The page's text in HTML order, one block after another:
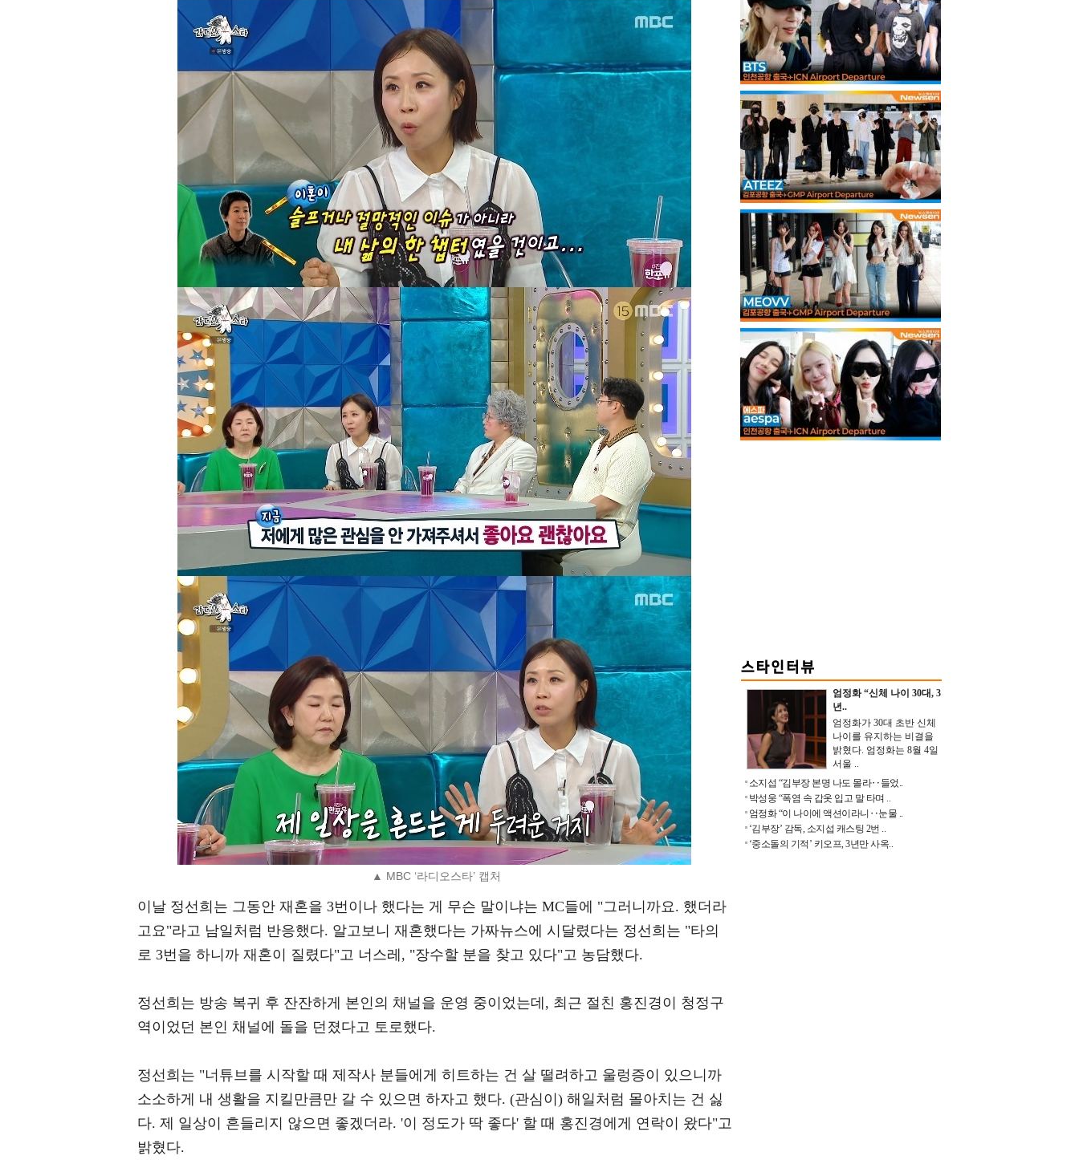
▲ MBC ‘라디오스타’ 캡처
이날 정선희는 그동안 재혼을 3번이나 했다는 게 무슨 말이냐는 MC들에 "그러니까요. 했더라
고요"라고 남일처럼 반응했다. 알고보니 재혼했다는 가짜뉴스에 시달렸다는 정선희는 "타의
로 3번을 하니까 재혼이 질렸다"고 너스레, "장수할 분을 찾고 있다"고 농담했다.
정선희는 방송 복귀 후 잔잔하게 본인의 채널을 운영 중이었는데, 최근 절친 홍진경이 청정구
역이었던 본인 채널에 돌을 던졌다고 토로했다.
정선희는 "너튜브를 시작할 때 제작사 분들에게 히트하는 건 살 떨려하고 울렁증이 있으니까
소소하게 내 생활을 지킬만큼만 갈 수 있으면 하자고 했다. (관심이) 해일처럼 몰아치는 건 싫
다. 제 일상이 흔들리지 않으면 좋겠더라. '이 정도가 딱 좋다' 할 때 홍진경에게 연락이 왔다"고
밝혔다.
엄정화 “신체 나이 30대, 3
년..
엄정화가 30대 초반 신체
나이를 유지하는 비결을
밝혔다. 엄정화는 8월 4일
서울 ..
소지섭 “김부장 본명 나도 몰라‥들었..
박성웅 “폭염 속 갑옷 입고 말 타며 ..
엄정화 “이 나이에 액션이라니‥눈물 ..
‘김부장’ 감독, 소지섭 캐스팅 2번 ..
‘중소돌의 기적’ 키오프, 3년만 사옥..